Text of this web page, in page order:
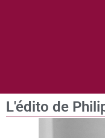
L'édito de